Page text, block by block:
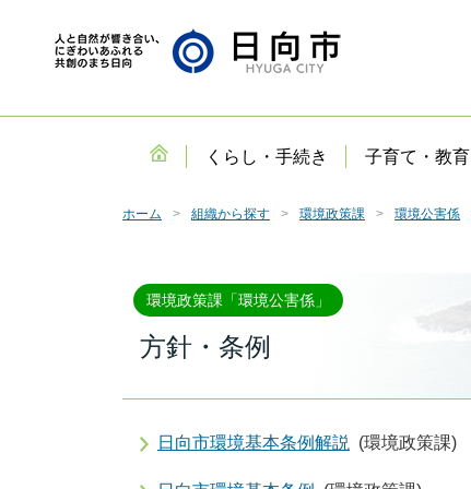
くらし・手続き 子育て・教育
ホーム 組織から探す 環境政策課 環境公害係
環境政策課「環境公害係」
方針・条例
日向市環境基本条例解説 (環境政策課)